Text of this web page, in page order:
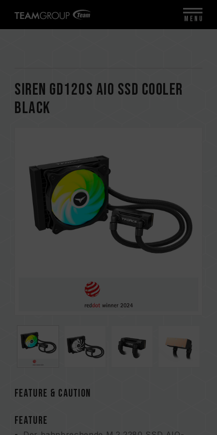
SIREN GD120S AIO SSD Cooler
Black
FEATURE & CAUTION
FEATURE
MENU